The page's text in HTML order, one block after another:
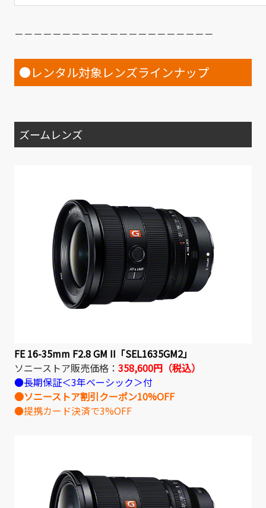
－－－－－－－－－－－－－－－－－－－－－
●レンタル対象レンズラインナップ
ズームレンズ
FE 16-35mm F2.8 GM II「SEL1635GM2」
ソニーストア販売価格： 358,600円（税込）
●長期保証＜3年ベーシック＞付
●ソニーストア割引クーポン10%OFF
●提携カード決済で3%OFF